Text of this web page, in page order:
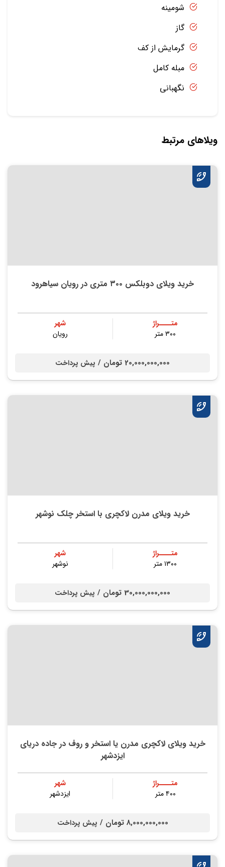
شومینه
گاز
گرمایش از کف
مبله کامل
نگهبانی
ویلاهای مرتبط
خرید ویلای دوبلکس ۳۰۰ متری در رویان سیاهرود
متــــراژ
۳۰۰ متر
شهر
رویان
20,000,000,000 تومان / پیش پرداخت
خرید ویلای مدرن لاکچری با استخر چلک نوشهر
متــــراژ
۱۳۰۰ متر
شهر
نوشهر
30,000,000,000 تومان / پیش پرداخت
خرید ویلای لاکچری مدرن یا استخر و روف در جاده دریای
ایزدشهر
متــــراژ
۴۰۰ متر
شهر
ایزدشهر
8,000,000,000 تومان / پیش پرداخت